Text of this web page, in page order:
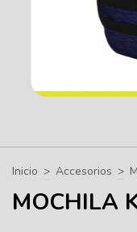
Inicio > Accesorios >
MOCHILA